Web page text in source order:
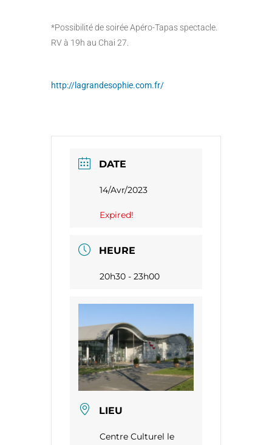
*Possibilité de soirée Apéro-Tapas spectacle.
RV à 19h au Chai 27.
http://lagrandesophie.com.fr/
DATE
14/Avr/2023
Expired!
HEURE
20h30 - 23h00
LIEU
Centre Culturel le